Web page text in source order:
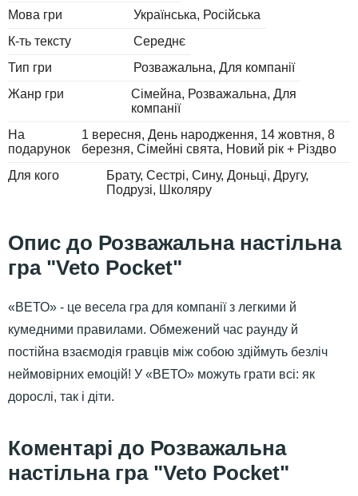
Мова гри Українська
Російська
К-ть тексту
Середнє
Тип гри
Розважальна, Для компанії
Жанр гри
Сімейна Розважальна Для
компанії
На
подарунок
1 вересня День народження 14 жовтня 8
березня Сімейні свята
Новий рік + Різдво
Для кого
Брату Сестрі Сину Доньці Другу
Подрузі
Школяру
Розважальна настільна
гра "Veto Pocket"
«ВЕТО» - це весела гра для компанії з легкими й
кумедними правилами. Обмежений час раунду й
постійна взаємодія гравців між собою здіймуть безліч
неймовірних емоцій! У «ВЕТО» можуть грати всі: як
дорослі, так і діти.
Розважальна
настільна гра "Veto Pocket"